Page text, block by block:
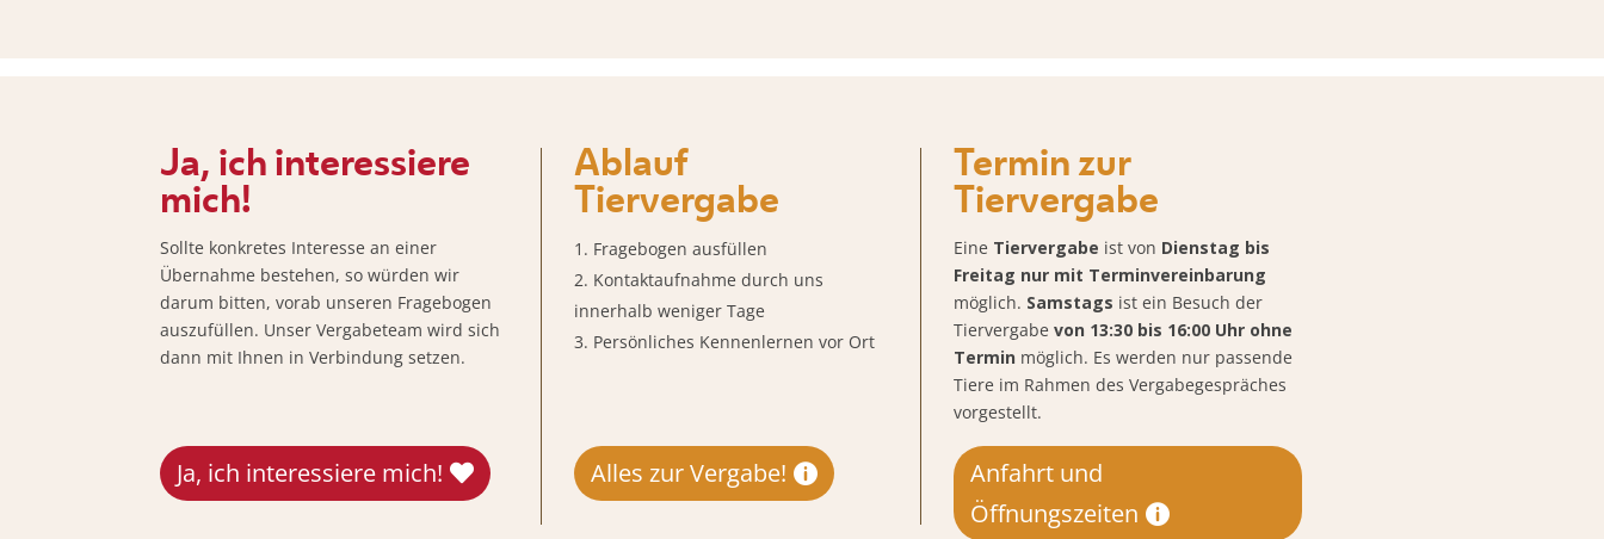
Ja, ich interessiere
mich!
Sollte konkretes Interesse an einer
Übernahme bestehen, so würden wir
darum bitten, vorab unseren Fragebogen
auszufüllen. Unser Vergabeteam wird sich
dann mit Ihnen in Verbindung setzen.
Ablauf
Tiervergabe
Fragebogen ausfüllen
Kontaktaufnahme durch uns
innerhalb weniger Tage
Persönliches Kennenlernen vor Ort
Termin zur
Tiervergabe
Eine Tiervergabe ist von Dienstag bis
Freitag nur mit Terminvereinbarung
möglich. Samstags ist ein Besuch der
Tiervergabevon 13:30 bis 16:00 Uhr ohne
Termin möglich. Es werden nur passende
Tiere im Rahmen des Vergabegespräches
vorgestellt.
Ja, ich interessiere mich! Alles zur Vergabe!
Anfahrt und
Öffnungszeiten